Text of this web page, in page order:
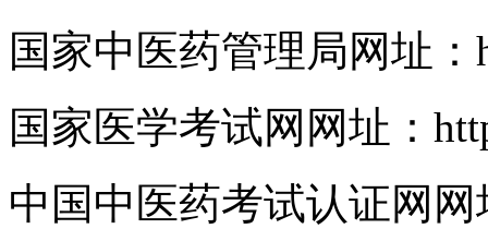
国家中医药管理局网址：
国家医学考试网网址：
中国中医药考试认证网网